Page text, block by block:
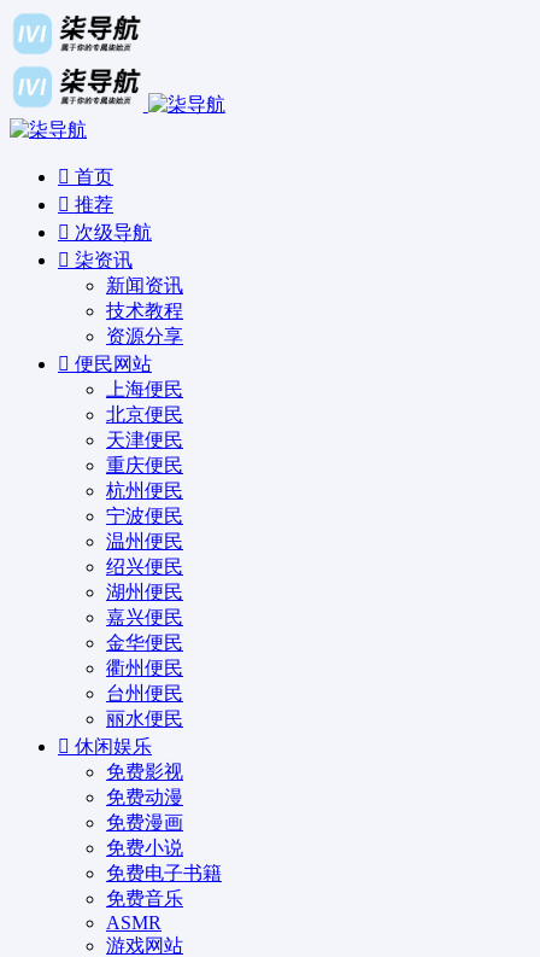
首页
推荐
次级导航
柒资讯
新闻资讯
技术教程
资源分享
便民网站
上海便民
北京便民
天津便民
重庆便民
杭州便民
宁波便民
温州便民
绍兴便民
湖州便民
嘉兴便民
金华便民
衢州便民
台州便民
丽水便民
休闲娱乐
免费影视
免费动漫
免费漫画
免费小说
免费电子书籍
免费音乐
ASMR
游戏网站